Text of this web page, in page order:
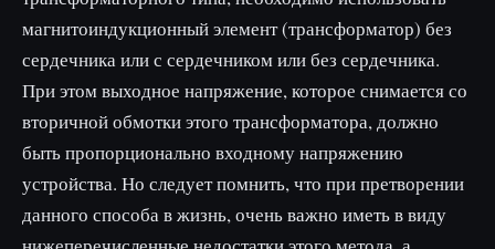
магнитоиндукционный элемент (трансформатор) без
сердечника или с сердечником или без сердечника.
При этом выходное напряжение, которое снимается со
вторичной обмотки этого трансформатора, должно
быть пропорционально входному напряжению
устройства. Но следует помнить, что при претворении
данного способа в жизнь, очень важно иметь в виду